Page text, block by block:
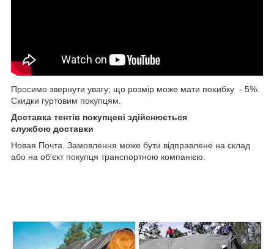
Просимо звернути увагу; що розмір може мати похибку - 5%.
Скидки гуртовим покупцям.
Доставка тентів покупцеві здійснюється
службою доставки
Новая Почта. Замовлення може бути відправлене на склад
або на об'єкт покупця транспортною компанією.